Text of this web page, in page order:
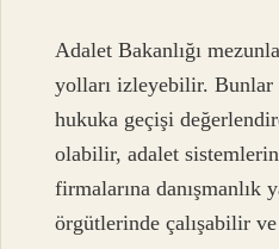
Adalet Bakanlığı
yolları izleyebilir. Bunlar
hukuka geçişi
olabilir, adalet
firmalarına
örgütlerinde çalışabilir